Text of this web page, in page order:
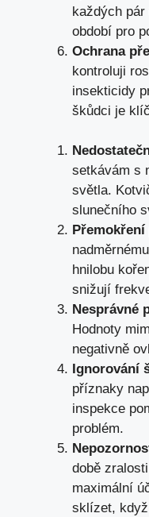
každých pár
období pro
Ochrana
kontroluji
insekticidy
škůdci je
setkávám s
světla.
slunečního
Přemokření
hnilobu
snižují
Nesprávné
Hodnoty
negativně
Ignorování
příznaky
inspekce
problém.
době
maximální
sklízet,